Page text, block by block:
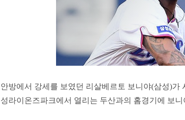
안방에서 강세를 보였던 리살베르토 보니야(삼성)가
성라이온즈파크에서 열리는 두산과의 홈경기에 보